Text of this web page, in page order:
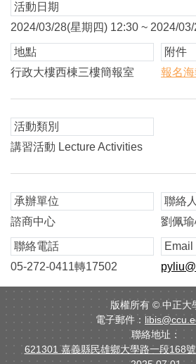
活動日期
2024/03/28(星期四) 12:30 ~ 2024/
地點
行政大樓西棟三樓簡報室
附件
報名海
活動類別
講習活動 Lecture Activities
承辦單位
諮商中心
聯絡人
劉佩
聯絡電話
05-272-0411轉17502
Email
版權所有 © 中正大
電子郵件：
聯絡地址：
621301 嘉義縣民雄鄉大學路一段